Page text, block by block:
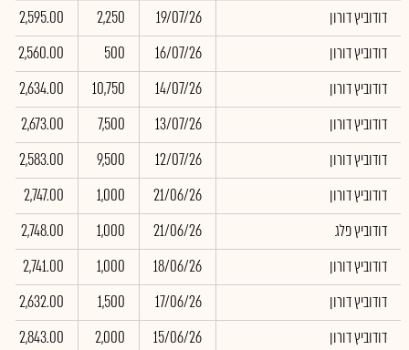
דודוביץ דורון 19/07/26
2,250
2,595.00
דודוביץ דורון
16/07/26
500
2,560.00
דודוביץ דורון
14/07/26
10,750
2,634.00
דודוביץ דורון
13/07/26
7,500
2,673.00
דודוביץ דורון
12/07/26
9,500
2,583.00
דודוביץ דורון
21/06/26
1,000
2,747.00
דודוביץ פלג
21/06/26
1,000
2,748.00
דודוביץ דורון
18/06/26
1,000
2,741.00
דודוביץ דורון
17/06/26
1,500
2,632.00
דודוביץ דורון
15/06/26
2,000
2,843.00